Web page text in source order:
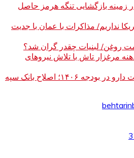
زمینه بازگشایی تنگه هرمز حاصل
نداریم/ مذاکرات با عمان با جدیت
دهنه مرغزار تاش با تلاش نیروهای
تسویه بدهی‌های صنعت دارو در بودجه ۱۴۰۶؛ اصلاح بانک سپه